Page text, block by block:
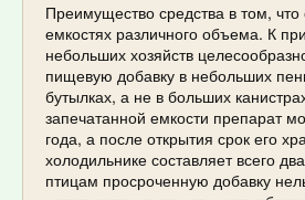
Преимущество средства в том, что
емкостях различного объема. К
небольших хозяйств
пищевую добавку в небольших
бутылках, а не в больших
запечатанной емкости препарат
года, а после открытия срок его
холодильнике составляет всего
птицам просроченную добавку